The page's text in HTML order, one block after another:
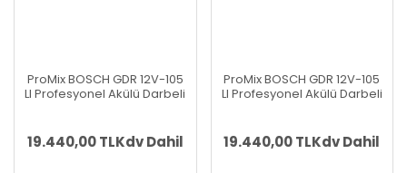
ProMix BOSCH GDR 12V-105
LI Profesyonel Akülü Darbeli
Akülü Dekupaj
19.440,00 TLKdv Dahil
ProMix BOSCH GDR 12V-105
LI Profesyonel Akülü Darbeli
Volt Akülü Tilki Kuyrugu
19.440,00 TLKdv Dahil